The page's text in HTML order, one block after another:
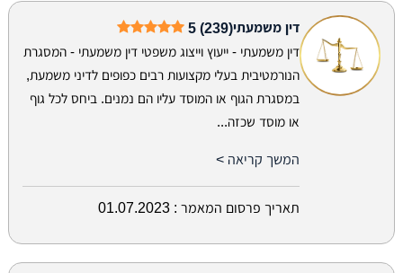
דין משמעתי5 (239)
דין משמעתי - ייעוץ וייצוג משפטי דין משמעתי - המסגרת
הנורמטיבית בעלי מקצועות רבים כפופים לדיני משמעת,
במסגרת הגוף או המוסד עליו הם נמנים. ביחס לכל גוף
או מוסד שכזה...
המשך קריאה >
תאריך פרסום המאמר : 01.07.2023